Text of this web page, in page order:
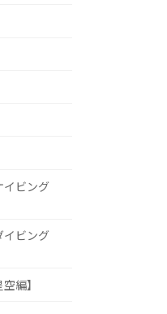
イビング
イビング
編】